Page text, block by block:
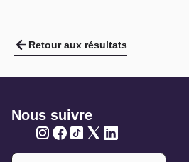
Retour aux résultats
Nous suivre